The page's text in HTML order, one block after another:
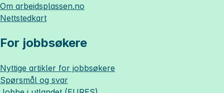
Om arbeidsplassen.no
Nettstedkart
For jobbsøkere
Nyttige artikler for jobbsøkere
Spørsmål og svar